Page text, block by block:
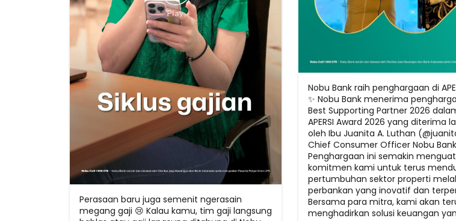
Perasaan baru juga semenit ngerasain
megang gaji 😢 Kalau kamu, tim gaji langsung
Nobu Bank raih penghargaan di
✨ Nobu Bank menerima
Best Supporting Partner 2026
APERSI Award 2026 yang diterima
oleh Ibu Juanita A. Luthan
Chief Consumer Officer Nobu
Penghargaan ini semakin
komitmen kami untuk terus
pertumbuhan sektor properti
perbankan yang inovatif dan
Bersama para mitra, kami akan
menghadirkan solusi keuangan